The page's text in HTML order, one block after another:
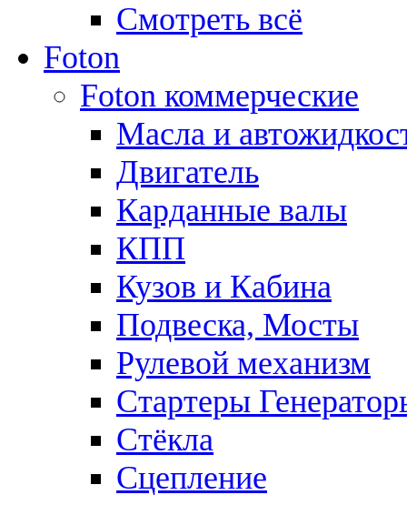
Смотреть всё
Foton
Foton коммерческие
Масла и
Двигатель
Карданные валы
КПП
Кузов и Кабина
Подвеска, Мосты
Рулевой механизм
Стартеры
Стёкла
Сцепление